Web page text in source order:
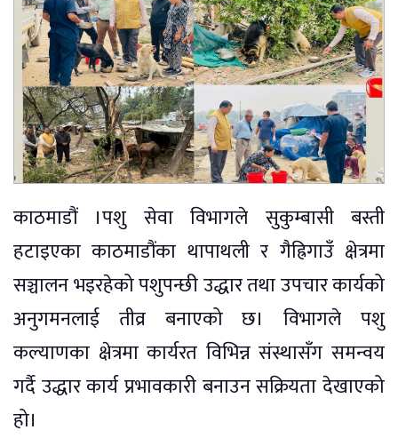
काठमाडौं ।पशु सेवा विभागले सुकुम्बासी बस्ती
हटाइएका काठमाडौंका थापाथली र गैह्रिगाउँ क्षेत्रमा
सञ्चालन भइरहेको पशुपन्छी उद्धार तथा उपचार कार्यको
अनुगमनलाई तीव्र बनाएको छ। विभागले पशु
कल्याणका क्षेत्रमा कार्यरत विभिन्न संस्थासँग समन्वय
गर्दै उद्धार कार्य प्रभावकारी बनाउन सक्रियता देखाएको
हो।